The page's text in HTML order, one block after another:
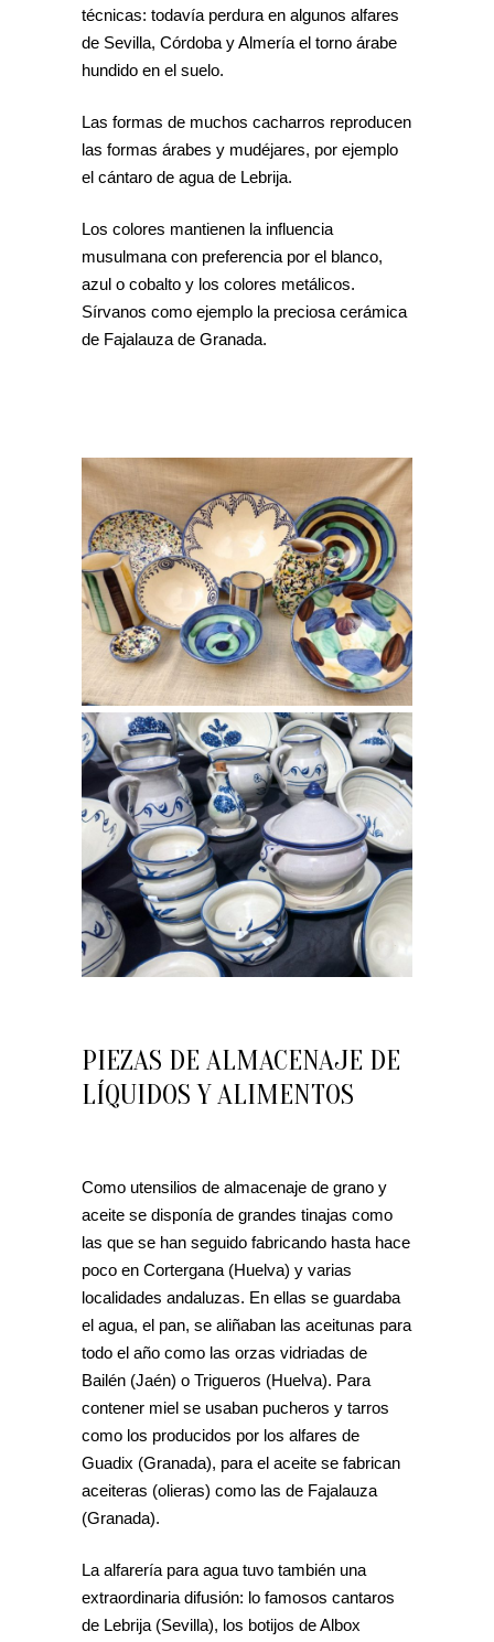
técnicas: todavía perdura en algunos alfares
de Sevilla, Córdoba y Almería el torno árabe
hundido en el suelo.
Las formas de muchos cacharros reproducen
las formas árabes y mudéjares, por ejemplo
el cántaro de agua de Lebrija.
Los colores mantienen la influencia
musulmana con preferencia por el blanco,
azul o cobalto y los colores metálicos.
Sírvanos como ejemplo la preciosa cerámica
de Fajalauza de Granada.
PIEZAS DE ALMACENAJE DE
LÍQUIDOS Y ALIMENTOS
Como utensilios de almacenaje de grano y
aceite se disponía de grandes tinajas como
las que se han seguido fabricando hasta hace
poco en Cortergana (Huelva) y varias
localidades andaluzas. En ellas se guardaba
el agua, el pan, se aliñaban las aceitunas para
todo el año como las orzas vidriadas de
Bailén (Jaén) o Trigueros (Huelva). Para
contener miel se usaban pucheros y tarros
como los producidos por los alfares de
Guadix (Granada), para el aceite se fabrican
aceiteras (olieras) como las de Fajalauza
(Granada).
La alfarería para agua tuvo también una
extraordinaria difusión: lo famosos cantaros
de Lebrija (Sevilla), los botijos de Albox